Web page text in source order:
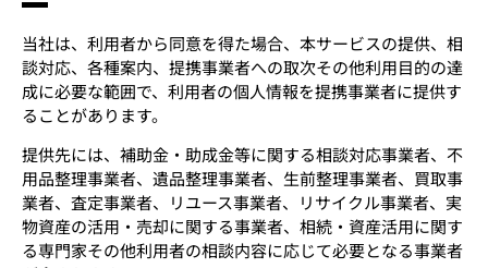
当社は、利用者から同意を得た場合、本サービスの提供、相
談対応、各種案内、提携事業者への取次その他利用目的の達
成に必要な範囲で、利用者の個人情報を提携事業者に提供す
ることがあります。
提供先には、補助金・助成金等に関する相談対応事業者、不
用品整理事業者、遺品整理事業者、生前整理事業者、買取事
業者、査定事業者、リユース事業者、リサイクル事業者、実
物資産の活用・売却に関する事業者、相続・資産活用に関す
る専門家その他利用者の相談内容に応じて必要となる事業者